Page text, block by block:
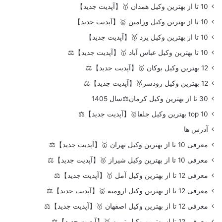
10 تا از بهترین وکیل همدان 🥇【آپدیت جدید】
10 تا از بهترین وکیل ورامین 🥇【آپدیت جدید】
10 تا از بهترین وکیل یزد 🥇【آپدیت جدید】
10 تا بهترین وکیل عباس آباد 🥇【آپدیت جدید】⚖️
12 بهترین وکیل بوکان 🥇【آپدیت جدید】⚖️
12 بهترین وکیل رودسر🥇【آپدیت جدید】⚖️
30 تا از بهترین وکیل کرمان⚖️سال 1405
top 10 بهترین وکیل جلفا🥇【آپدیت جدید】⚖️
آدرس ها
معرفی 10 تا از بهترین وکیل تهران 🥇【آپدیت جدید】⚖️
معرفی 10 تا از بهترین وکیل شیراز 🥇【آپدیت جدید】⚖️
معرفی 12 تا از بهترین وکیل آمل 🥇【آپدیت جدید】⚖️
معرفی 12 تا از بهترین وکیل ارومیه 🥇【آپدیت جدید】⚖️
معرفی 12 تا از بهترین وکیل اصفهان 🥇【آپدیت جدید】⚖️